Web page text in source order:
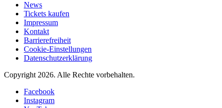
News
Tickets kaufen
Impressum
Kontakt
Barrierefreiheit
Cookie-Einstellungen
Datenschutzerklärung
Copyright 2026. Alle Rechte vorbehalten.
Facebook
Instagram